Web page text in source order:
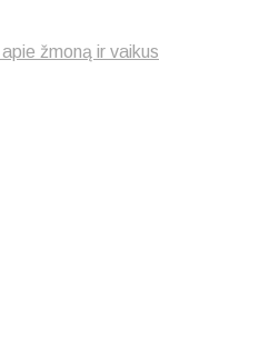
žmoną ir vaikus